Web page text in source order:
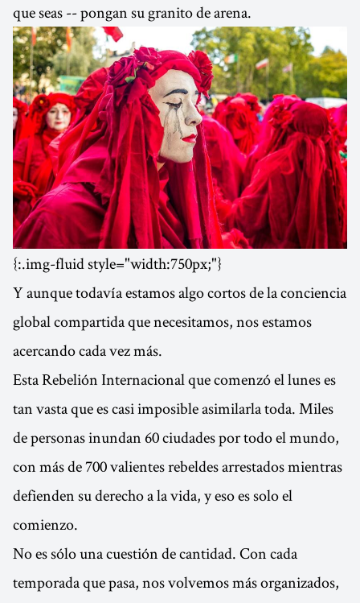
que seas -- pongan su granito de arena.
{:.img-fluid style="width:750px;"}
Y aunque todavía estamos algo cortos de la conciencia
global compartida que necesitamos, nos estamos
acercando cada vez más.
Esta Rebelión Internacional que comenzó el lunes es
tan vasta que es casi imposible asimilarla toda. Miles
de personas inundan 60 ciudades por todo el mundo,
con más de 700 valientes rebeldes arrestados mientras
defienden su derecho a la vida, y eso es solo el
comienzo.
No es sólo una cuestión de cantidad. Con cada
temporada que pasa, nos volvemos más organizados,